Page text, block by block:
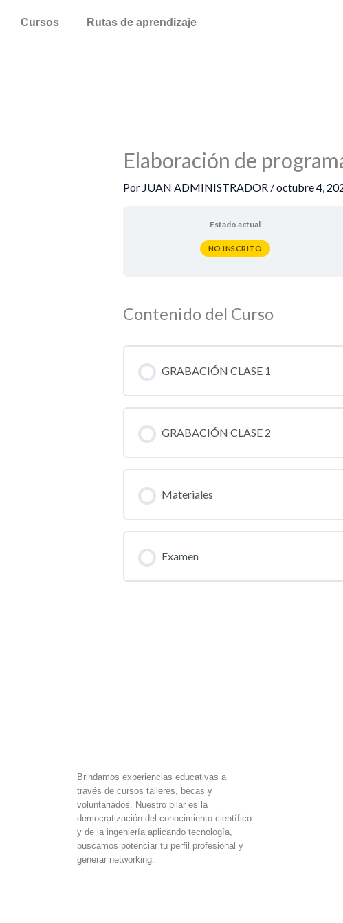
Cursos Rutas de aprendizaje
Elaboración de
Por JUAN ADMINISTRADOR /octubre 4,
Estado actual
NO INSCRITO
Contenido del Curso
GRABACIÓN CLASE 1
GRABACIÓN CLASE 2
Materiales
Examen
Brindamos experiencias educativas a
través de cursos talleres, becas y
voluntariados. Nuestro pilar es la
democratización del conocimiento científico
y de la ingeniería aplicando tecnología,
buscamos potenciar tu perfil profesional y
generar networking.